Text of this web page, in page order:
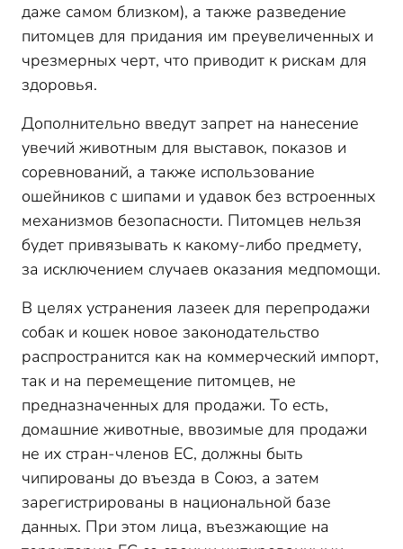
даже самом близком), а также разведение
питомцев для придания им преувеличенных и
чрезмерных черт, что приводит к рискам для
здоровья.
Дополнительно введут запрет на нанесение
увечий животным для выставок, показов и
соревнований, а также использование
ошейников с шипами и удавок без встроенных
механизмов безопасности. Питомцев нельзя
будет привязывать к какому-либо предмету,
за исключением случаев оказания медпомощи.
В целях устранения лазеек для перепродажи
собак и кошек новое законодательство
распространится как на коммерческий импорт,
так и на перемещение питомцев, не
предназначенных для продажи. То есть,
домашние животные, ввозимые для продажи
не их стран-членов ЕС, должны быть
чипированы до въезда в Союз, а затем
зарегистрированы в национальной базе
данных. При этом лица, въезжающие на